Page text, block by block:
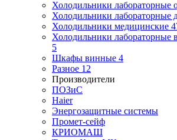
Холодильники лабораторные
Холодильники лабораторные
Холодильники медицинские
Холодильники лабораторные
5
Шкафы винные 4
Разное 12
Производители
ПОЗиС
Haier
Энергозащитные системы
Промет-сейф
КРИОМАШ